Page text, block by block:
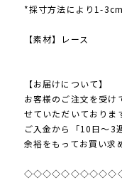
*採寸方法により1-
【素材】レース
【お届けについて】
お客様のご注文を受け
せていただいておりま
ご入金から「10日～3
余裕をもってお買い求